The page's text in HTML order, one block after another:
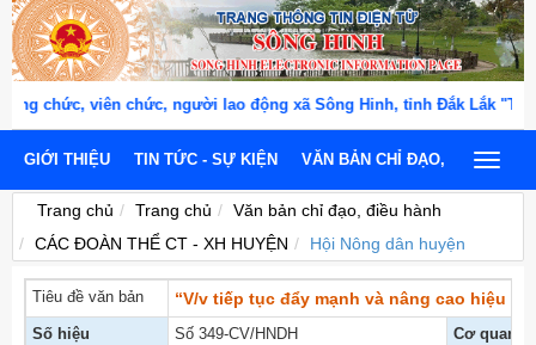
chức, viên chức, người lao động xã Sông Hinh, tỉnh Đắk Lắk "THÂN
GIỚI THIỆU TIN TỨC - SỰ KIỆN VĂN BẢN CHỈ ĐẠO, ĐIỀU HÀNH
Toggle
Trang chủ Trang chủ
Văn bản chỉ đạo, điều hành
CÁC ĐOÀN THỂ CT - XH HUYỆN
Hội Nông dân huyện
Tiêu đề văn bản “V/v tiếp tục đẩy mạnh và nâng cao hiệu
Số hiệu Số 349-CV/HNDH
Cơ quan